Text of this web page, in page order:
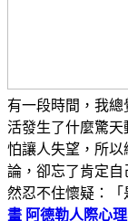
有一段時間，我
活發生了什麼驚
怕讓人失望，所
論，卻忘了肯定
然忍不住懷疑：
畫 阿德勒人際心